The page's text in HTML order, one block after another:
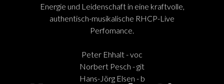
Energie und Leidenschaft in eine kraftvolle,
authentisch-musikalische RHCP-Live
Perfomance.
Peter Ehhalt - voc
Norbert Pesch - git
Hans-Jörg Elsen - b